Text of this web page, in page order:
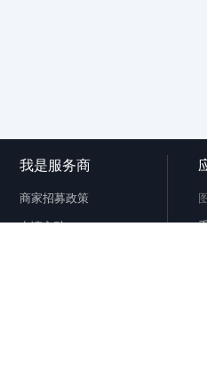
我是服务商
商家招募政策
申请入驻